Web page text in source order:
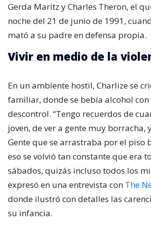
Gerda Maritz​ y Charles Theron, el
noche del 21 de junio de 1991,
mató a su padre en defensa propia.
Vivir en medio de la
En un ambiente hostil, Charlize se
familiar, donde se bebía alcohol
descontrol. “Tengo recuerdos de
joven, de ver a gente muy borracha,
Gente que se arrastraba por el piso
eso se volvió tan constante que era
sábados, quizás incluso todos los
expresó en una entrevista con The
donde ilustró con detalles las
su infancia.